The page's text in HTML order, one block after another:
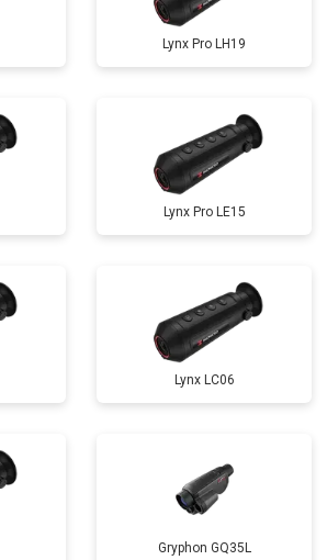
Lynx Pro LH19
Lynx Pro LE15
Lynx LC06
Gryphon GQ35L